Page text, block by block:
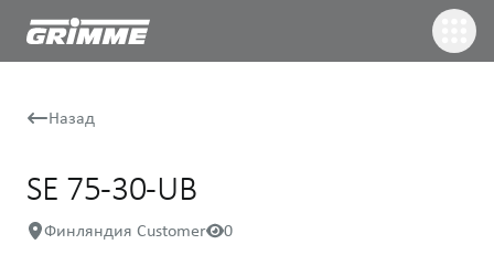
Назад
SE 75-30-UB
Финляндия Customer 0